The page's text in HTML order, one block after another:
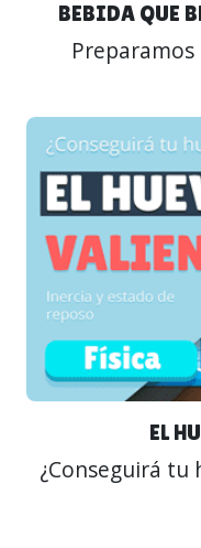
BEBIDA QUE
EL
¿Conseguirá tu